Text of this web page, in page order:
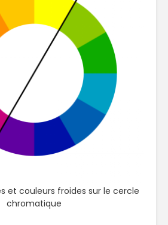
et couleurs froides sur le cercle
chromatique